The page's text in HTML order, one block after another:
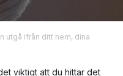
utgå ifrån ditt hem, dina
viktigt att du hittar det